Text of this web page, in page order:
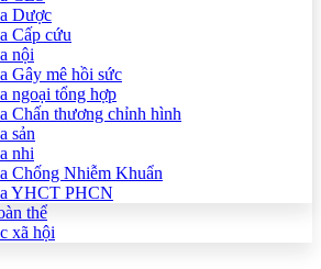
Dược
Cấp cứu
nội
Gây mê hồi sức
ngoại tổng hợp
Chấn thương chỉnh hình
sản
nhi
Chống Nhiễm Khuẩn
YHCT PHCN
thể
xã hội